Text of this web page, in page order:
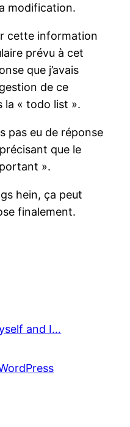
modification.
cette information
prévu à cet
que j’avais
de ce
la « todo list ».
pas eu de réponse
que le
».
hein, ça peut
finalement.
and I…